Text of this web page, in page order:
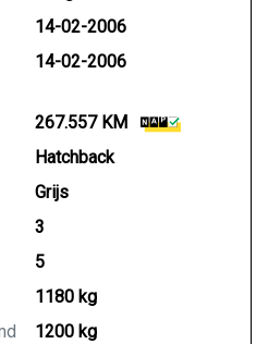
14-02-2006
14-02-2006
267.557 KM
Hatchback
Grijs
3
5
1180 kg
1200 kg